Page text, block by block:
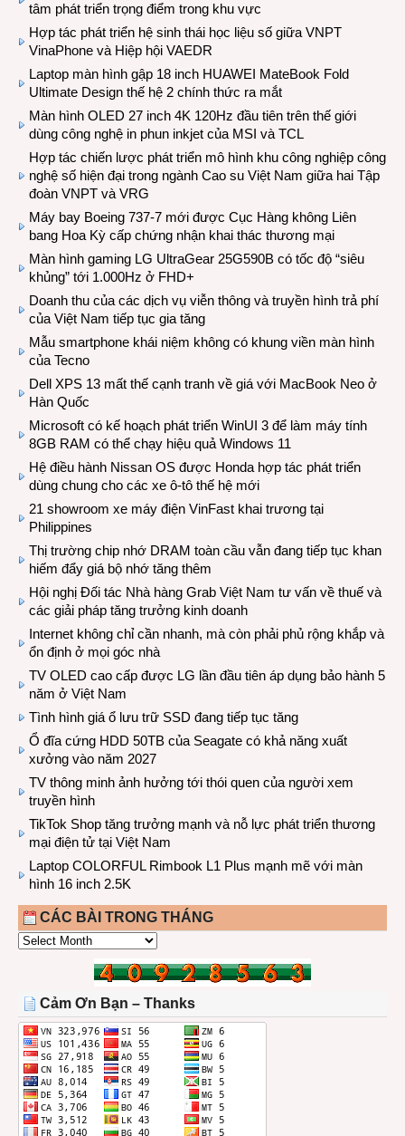
tâm phát triển trọng điểm trong khu vực
Hợp tác phát triển hệ sinh thái học liệu số giữa VNPT
VinaPhone và Hiệp hội VAEDR
Laptop màn hình gập 18 inch HUAWEI MateBook Fold
Ultimate Design thế hệ 2 chính thức ra mắt
Màn hình OLED 27 inch 4K 120Hz đầu tiên trên thế giới
dùng công nghệ in phun inkjet của MSI và TCL
Hợp tác chiến lược phát triển mô hình khu công nghiệp công
nghệ số hiện đại trong ngành Cao su Việt Nam giữa hai Tập
đoàn VNPT và VRG
Máy bay Boeing 737-7 mới được Cục Hàng không Liên
bang Hoa Kỳ cấp chứng nhận khai thác thương mại
Màn hình gaming LG UltraGear 25G590B có tốc độ “siêu
khủng” tới 1.000Hz ở FHD+
Doanh thu của các dịch vụ viễn thông và truyền hình trả phí
của Việt Nam tiếp tục gia tăng
Mẫu smartphone khái niệm không có khung viền màn hình
của Tecno
Dell XPS 13 mất thế cạnh tranh về giá với MacBook Neo ở
Hàn Quốc
Microsoft có kế hoạch phát triển WinUI 3 để làm máy tính
8GB RAM có thể chạy hiệu quả Windows 11
Hệ điều hành Nissan OS được Honda hợp tác phát triển
dùng chung cho các xe ô-tô thế hệ mới
21 showroom xe máy điện VinFast khai trương tại
Philippines
Thị trường chip nhớ DRAM toàn cầu vẫn đang tiếp tục khan
hiếm đẩy giá bộ nhớ tăng thêm
Hội nghị Đối tác Nhà hàng Grab Việt Nam tư vấn về thuế và
các giải pháp tăng trưởng kinh doanh
Internet không chỉ cần nhanh, mà còn phải phủ rộng khắp và
ổn định ở mọi góc nhà
TV OLED cao cấp được LG lần đầu tiên áp dụng bảo hành 5
năm ở Việt Nam
Tình hình giá ổ lưu trữ SSD đang tiếp tục tăng
Ổ đĩa cứng HDD 50TB của Seagate có khả năng xuất
xưởng vào năm 2027
TV thông minh ảnh hưởng tới thói quen của người xem
truyền hình
TikTok Shop tăng trưởng mạnh và nỗ lực phát triển thương
mại điện tử tại Việt Nam
Laptop COLORFUL Rimbook L1 Plus mạnh mẽ với màn
hình 16 inch 2.5K
CÁC BÀI TRONG THÁNG
CÁC
THÁNG
Cảm Ơn Bạn – Thanks